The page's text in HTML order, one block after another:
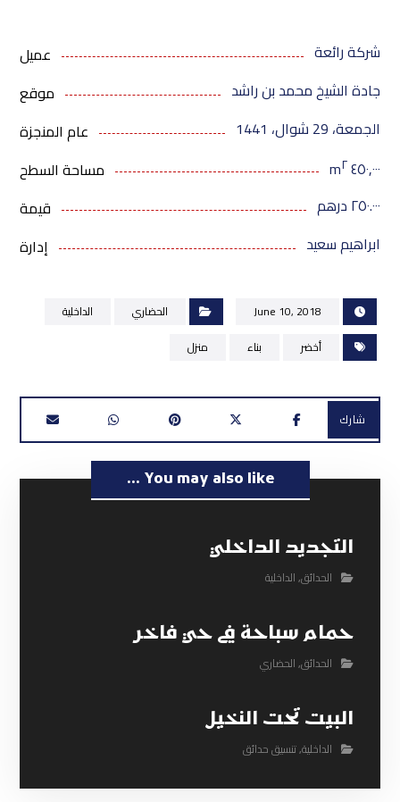
عميل
شركة رائعة
موقع
جادة الشيخ محمد بن راشد
عام المنجزة
الجمعة، 29 شوال، 1441
مساحة السطح
٤٥٠,٠٠٠ m٢
قيمة
٢٥٠.٠٠٠ درهم
إدارة
ابراهيم سعيد
June 10, 2018 الحضاري
الداخلية
أخضر
بناء منزل
You may also like ...
التجديد الداخلي
الحدائق,الداخلية
حمام سباحة في حي فاخر
الحدائق,الحضاري
البيت تحت النخيل
الداخلية,تنسيق حدائق